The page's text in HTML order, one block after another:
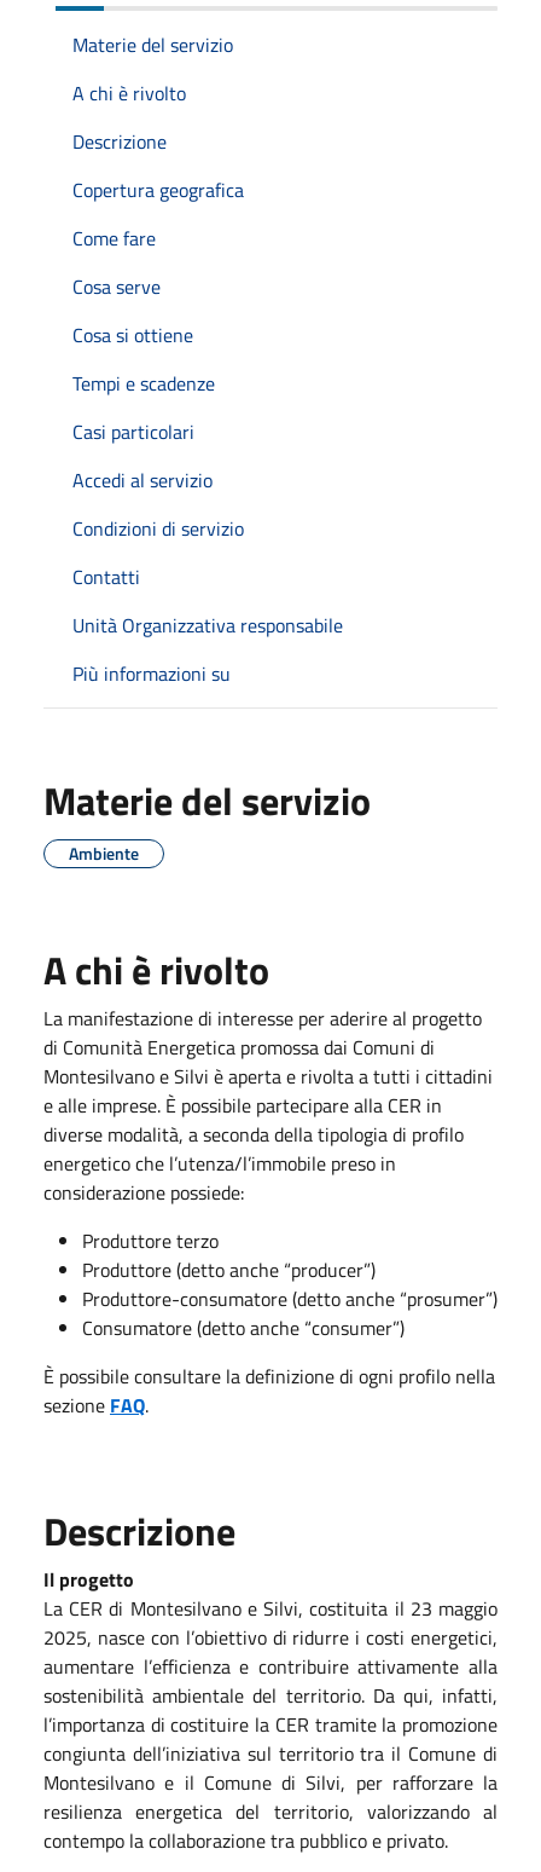
Materie del servizio
A chi è rivolto
Descrizione
Copertura geografica
Come fare
Cosa serve
Cosa si ottiene
Tempi e scadenze
Casi particolari
Accedi al servizio
Condizioni di servizio
Contatti
Unità Organizzativa responsabile
Più informazioni su
Materie del servizio
Ambiente
A chi è rivolto
La manifestazione di interesse per aderire al progetto
di Comunità Energetica promossa dai Comuni di
Montesilvano e Silvi è aperta e rivolta a tutti i cittadini
e alle imprese. È possibile partecipare alla CER in
diverse modalità, a seconda della tipologia di profilo
energetico che l’utenza/l’immobile preso in
considerazione possiede:
Produttore terzo
Produttore (detto anche “producer”)
Produttore-consumatore (detto anche “prosumer”)
Consumatore (detto anche “consumer”)
È possibile consultare la definizione di ogni profilo nella
sezione FAQ.
Descrizione
Il progetto
La CER di Montesilvano e Silvi, costituita il 23 maggio
2025, nasce con l’obiettivo di ridurre i costi energetici,
aumentare l’efficienza e contribuire attivamente alla
sostenibilità ambientale del territorio. Da qui, infatti,
l’importanza di costituire la CER tramite la promozione
congiunta dell’iniziativa sul territorio tra il Comune di
Montesilvano e il Comune di Silvi, per rafforzare la
resilienza energetica del territorio, valorizzando al
contempo la collaborazione tra pubblico e privato.